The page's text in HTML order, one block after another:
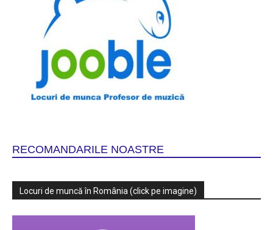
RECOMANDARILE NOASTRE
Locuri de muncă în România (click pe imagine)